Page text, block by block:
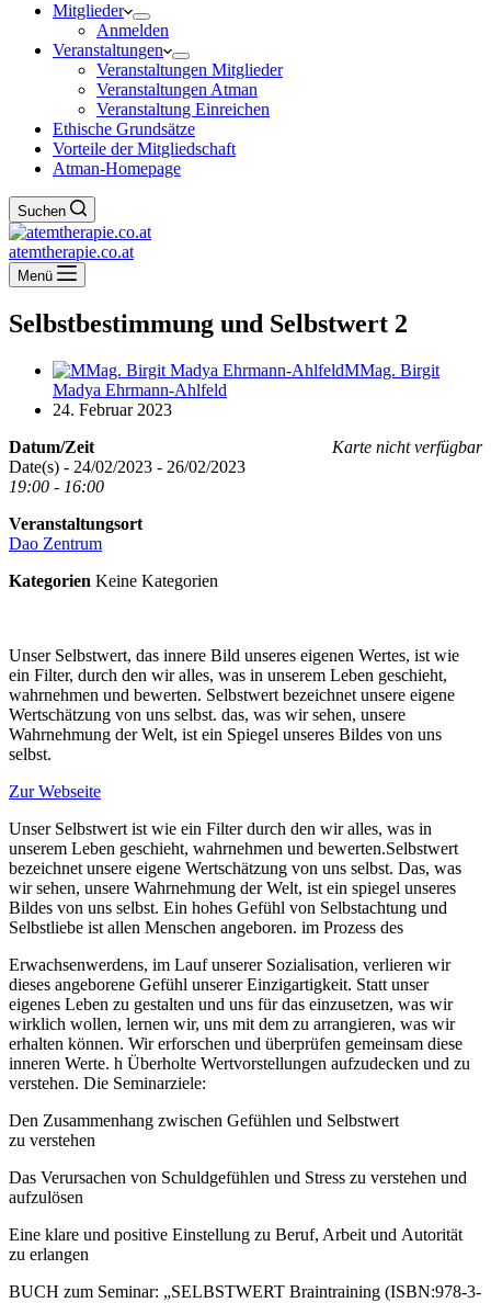
Mitglieder
Anmelden
Veranstaltungen
Veranstaltungen Mitglieder
Veranstaltungen Atman
Veranstaltung Einreichen
Ethische Grundsätze
Vorteile der Mitgliedschaft
Atman-Homepage
Suchen
atemtherapie.co.at
Menü
Selbstbestimmung und Selbstwert 2
MMag. Birgit
Madya Ehrmann-Ahlfeld
24. Februar 2023
Karte nicht verfügbar
Datum/Zeit
Date(s) - 24/02/2023 - 26/02/2023
19:00 - 16:00
Veranstaltungsort
Dao Zentrum
Kategorien Keine Kategorien
Unser Selbstwert, das innere Bild unseres eigenen Wertes, ist wie
ein Filter, durch den wir alles, was in unserem Leben geschieht,
wahrnehmen und bewerten. Selbstwert bezeichnet unsere eigene
Wertschätzung von uns selbst. das, was wir sehen, unsere
Wahrnehmung der Welt, ist ein Spiegel unseres Bildes von uns
selbst.
Zur Webseite
Unser Selbstwert ist wie ein Filter durch den wir alles, was in
unserem Leben geschieht, wahrnehmen und bewerten.Selbstwert
bezeichnet unsere eigene Wertschätzung von uns selbst. Das, was
wir sehen, unsere Wahrnehmung der Welt, ist ein spiegel unseres
Bildes von uns selbst. Ein hohes Gefühl von Selbstachtung und
Selbstliebe ist allen Menschen angeboren. im Prozess des
Erwachsenwerdens, im Lauf unserer Sozialisation, verlieren wir
dieses angeborene Gefühl unserer Einzigartigkeit. Statt unser
eigenes Leben zu gestalten und uns für das einzusetzen, was wir
wirklich wollen, lernen wir, uns mit dem zu arrangieren, was wir
erhalten können. Wir erforschen und überprüfen gemeinsam diese
inneren Werte. h Überholte Wertvorstellungen aufzudecken und zu
verstehen. Die Seminarziele:
Den Zusammenhang zwischen Gefühlen und Selbstwert
zu verstehen
Das Verursachen von Schuldgefühlen und Stress zu verstehen und
aufzulösen
Eine klare und positive Einstellung zu Beruf, Arbeit und Autorität
zu erlangen
BUCH zum Seminar: „SELBSTWERT Braintraining (ISBN:978-3-